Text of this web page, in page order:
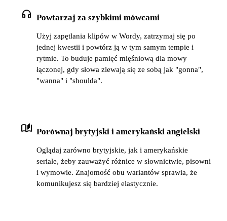
headphones Powtarzaj za szybkimi mówcami
Użyj zapętlania klipów w Wordy, zatrzymaj się po
jednej kwestii i powtórz ją w tym samym tempie i
rytmie. To buduje pamięć mięśniową dla mowy
łączonej, gdy słowa zlewają się ze sobą jak "gonna",
"wanna" i "shoulda".
auto_stories Porównaj brytyjski i amerykański angielski
Oglądaj zarówno brytyjskie, jak i amerykańskie
seriale, żeby zauważyć różnice w słownictwie, pisowni
i wymowie. Znajomość obu wariantów sprawia, że
komunikujesz się bardziej elastycznie.